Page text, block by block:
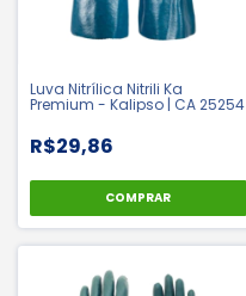
Luva Nitrílica Nitrili Ka
Premium - Kalipso | CA 25254
R$29,86
COMPRAR